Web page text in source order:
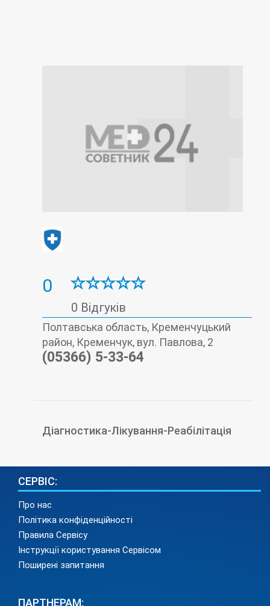
0
0 Відгуків
Полтавська область, Кременчуцький
район, Кременчук, вул. Павлова, 2
(05366) 5-33-64
Діагностика-Лікування-Реабілітація
СЕРВІС:
Про нас
Політика конфіденційності
Правила Сервісу
Інструкції користування Сервісом
Поширені запитання
ПАРТНЕРАМ: